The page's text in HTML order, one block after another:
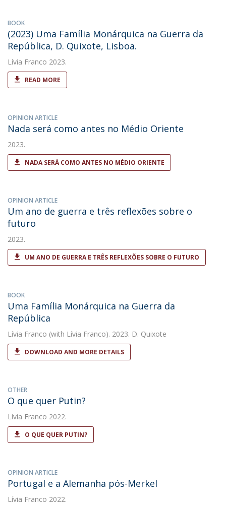
BOOK
(2023) Uma Família Monárquica na Guerra da
República, D. Quixote, Lisboa.
Lívia Franco 2023.
READ MORE
OPINION ARTICLE
Nada será como antes no Médio Oriente
2023.
NADA SERÁ COMO ANTES NO MÉDIO ORIENTE
OPINION ARTICLE
Um ano de guerra e três reflexões sobre o
futuro
2023.
UM ANO DE GUERRA E TRÊS REFLEXÕES SOBRE O FUTURO
BOOK
Uma Família Monárquica na Guerra da
República
Lívia Franco (with Lívia Franco). 2023. D. Quixote
DOWNLOAD AND MORE DETAILS
OTHER
O que quer Putin?
Lívia Franco 2022.
O QUE QUER PUTIN?
OPINION ARTICLE
Portugal e a Alemanha pós-Merkel
Lívia Franco 2022.